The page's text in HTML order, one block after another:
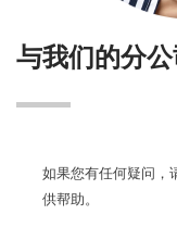
与我们的分
如果您有任何疑问，
供帮助。